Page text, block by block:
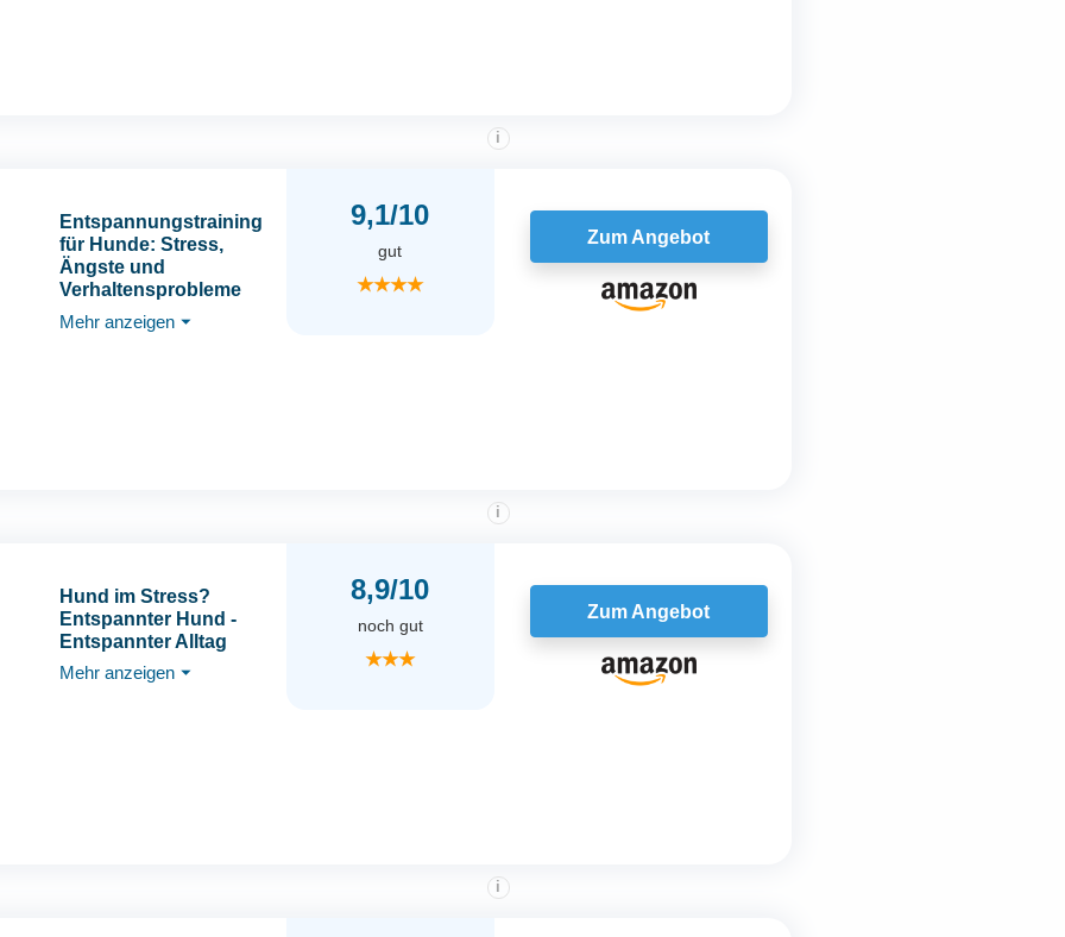
Entspannungstraining
für Hunde: Stress,
Ängste und
Verhaltensprobleme
reduzieren
Mehr anzeigen ⏷
9,1/10
i
gut
★★★★
Zum Angebot
Hund im Stress?
Entspannter Hund -
Entspannter Alltag
Mehr anzeigen ⏷
8,9/10
i
noch gut
★★★
Zum Angebot
i